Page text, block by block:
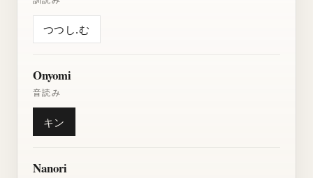
つつし.む
Onyomi
音読み
キン
Nanori